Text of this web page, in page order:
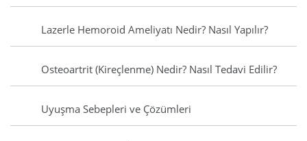
Lazerle Hemoroid Ameliyatı Nedir? Nasıl Yapılır?
Osteoartrit (Kireçlenme) Nedir? Nasıl Tedavi Edilir?
Uyuşma Sebepleri ve Çözümleri